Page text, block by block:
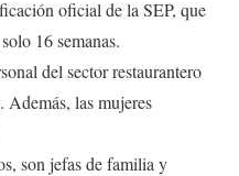
oficial de la SEP, que
16 semanas.
del sector restaurantero
Además, las mujeres
son jefas de familia y